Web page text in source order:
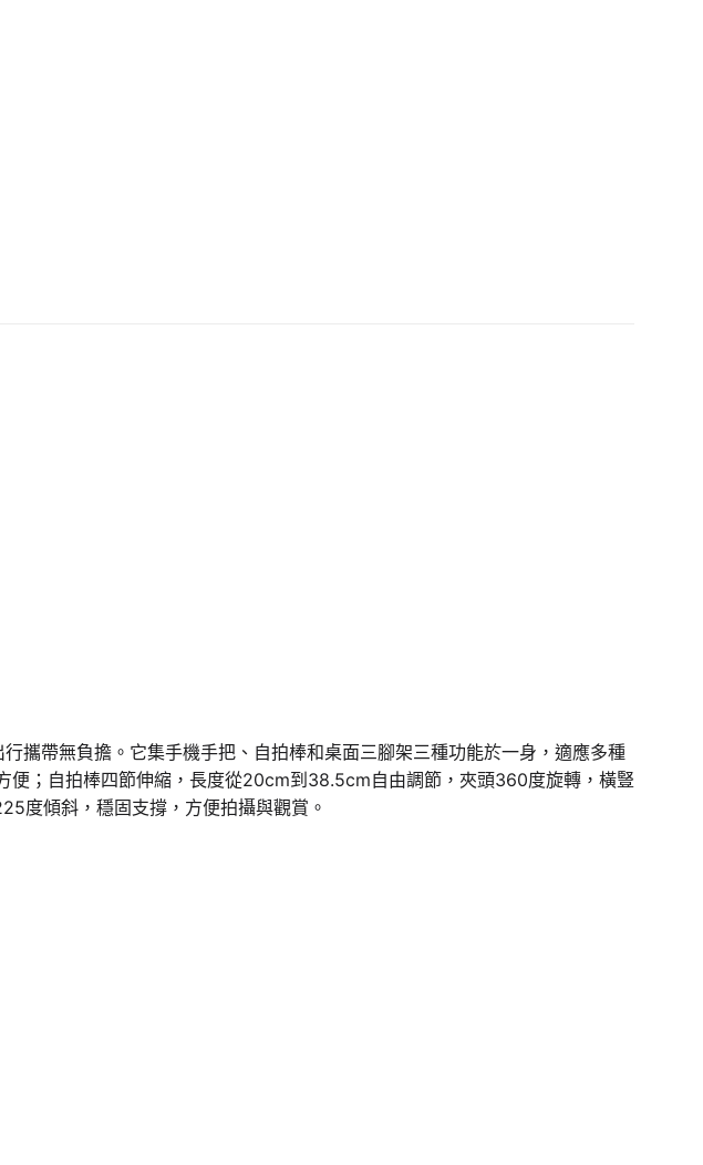
攜帶無負擔。它集手機手把、自拍棒和桌面三腳架三種功能於一身，適應多種
；自拍棒四節伸縮，長度從20cm到38.5cm自由調節，夾頭360度旋轉，橫豎
度傾斜，穩固支撐，方便拍攝與觀賞。